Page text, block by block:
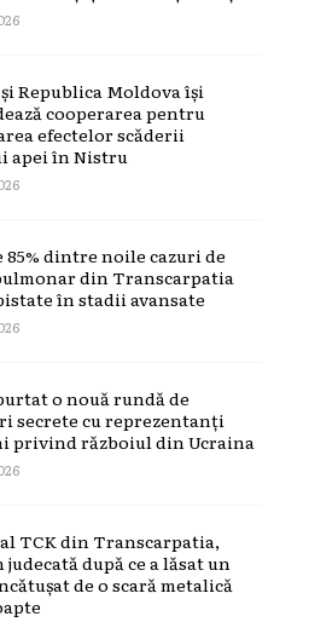
Republica Moldova își
cooperarea pentru
efectelor scăderii
apei în Nistru
85% dintre noile cazuri de
din Transcarpatia
în stadii avansate
o nouă rundă de
secrete cu reprezentanți
privind războiul din Ucraina
TCK din Transcarpatia,
după ce a lăsat un
de o scară metalică